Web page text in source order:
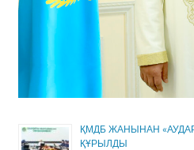
ҚМДБ ЖАНЫНАН
ҚҰРЫЛДЫ